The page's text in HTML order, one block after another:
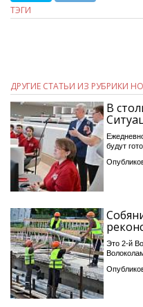
ТЭГИ
ДРУГИЕ СТАТЬИ ИЗ РУБРИКИ
В
будут
Это 2-й